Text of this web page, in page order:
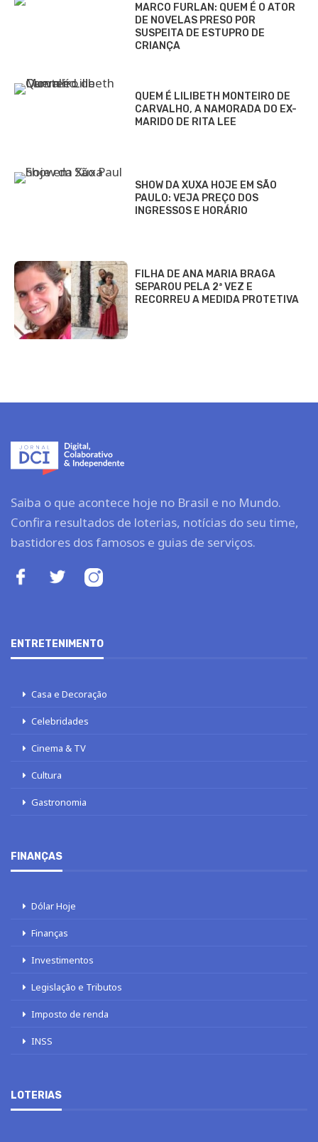
MARCO FURLAN: QUEM É O ATOR
DE NOVELAS PRESO POR
SUSPEITA DE ESTUPRO DE
CRIANÇA
QUEM É LILIBETH MONTEIRO DE
CARVALHO, A NAMORADA DO EX-
MARIDO DE RITA LEE
SHOW DA XUXA HOJE EM SÃO
PAULO: VEJA PREÇO DOS
INGRESSOS E HORÁRIO
FILHA DE ANA MARIA BRAGA
SEPAROU PELA 2ª VEZ E
RECORREU A MEDIDA PROTETIVA
Saiba o que acontece hoje no Brasil e no Mundo.
Confira resultados de loterias, notícias do seu time,
bastidores dos famosos e guias de serviços.
ENTRETENIMENTO
Casa e Decoração
Celebridades
Cinema & TV
Cultura
Gastronomia
FINANÇAS
Dólar Hoje
Finanças
Investimentos
Legislação e Tributos
Imposto de renda
INSS
LOTERIAS